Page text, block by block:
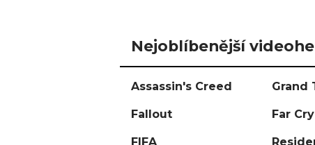
Nejoblíbenější
Assassin's Creed Grand
Fallout Far Cry
FIFA